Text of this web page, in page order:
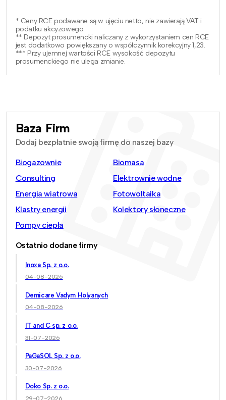
* Ceny RCE podawane są w ujęciu netto, nie zawierają VAT i
podatku akcyzowego.
** Depozyt prosumencki naliczany z wykorzystaniem cen RCE
jest dodatkowo powiększany o współczynnik korekcyjny 1,23.
*** Przy ujemnej wartości RCE wysokość depozytu
prosumenckiego nie ulega zmianie.
Baza Firm
Dodaj bezpłatnie swoją firmę do naszej bazy
Biogazownie
Biomasa
Consulting
Elektrownie wodne
Energia wiatrowa
Fotowoltaika
Klastry energii
Kolektory słoneczne
Pompy ciepła
Ostatnio dodane firmy
Inoxa Sp. z o.o.
04-08-2026
Demicare Vadym Holyanych
04-08-2026
IT and C sp. z o.o.
31-07-2026
PaGaSOL Sp. z o.o.
30-07-2026
Doko Sp. z o.o.
29-07-2026